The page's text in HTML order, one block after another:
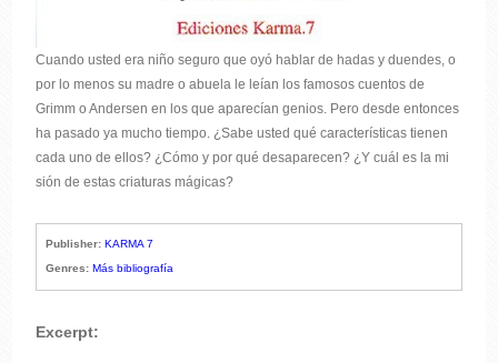
Cuando usted era niño seguro que oyó hablar de hadas y duendes, o
por lo menos su madre o abuela le leían los famosos cuentos de
Grimm o Andersen en los que aparecían genios. Pero desde entonces
ha pasado ya mucho tiempo. ¿Sabe usted qué características tienen
cada uno de ellos? ¿Cómo y por qué desaparecen? ¿Y cuál es la mi
sión de estas criaturas mágicas?
Publisher: KARMA 7
Genres: Más bibliografía
Excerpt: